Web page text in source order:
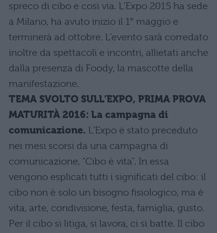
spreco di cibo e così via. L’Expo 2015 ha sede
a Milano, ha avuto inizio il 1° maggio e
terminerà ad ottobre. L’evento sarà corredato
inoltre da spettacoli e incontri, allietati anche
dalla presenza di Foody, la mascotte della
manifestazione.
TEMA SVOLTO SULL’EXPO, PRIMA PROVA
MATURITÀ 2016: La campagna di
comunicazione. L’Expo è stato preceduto
nei mesi scorsi da una campagna di
comunicazione, “Cibo è vita”. In essa
vengono esplicati tutti i significati del cibo: il
cibo non è solo un bisogno fisiologico, ma è
vita, arte, condivisione, festa, famiglia, gusto.
Per il cibo si litiga, si lavora, ci si batte. Il cibo